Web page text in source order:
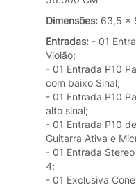
Dimensões: 63,5 x
Entradas: - 01
Violão;
- 01 Entrada P10
com baixo Sinal;
- 01 Entrada P10
alto sinal;
- 01 Entrada P10
Guitarra Ativa e
- 01 Entrada
4;
- 01 Exclusiva